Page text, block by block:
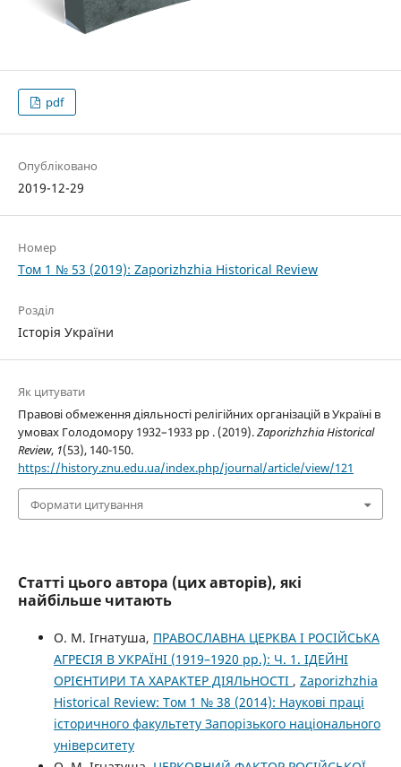
pdf
Опубліковано
2019-12-29
Номер
Том 1 № 53 (2019): Zaporizhzhia Historical Review
Розділ
Історія України
Як цитувати
Правові обмеження діяльності релігійних організацій в Україні в
умовах Голодомору 1932–1933 рр . (2019).Zaporizhzhia Historical
Review, 1(53), 140-150.
https://history.znu.edu.ua/index.php/journal/article/view/121
Формати цитування
Статті цього автора (цих авторів), які
найбільше читають
О. М. Ігнатуша, ПРАВОСЛАВНА ЦЕРКВА І РОСІЙСЬКА
АГРЕСІЯ В УКРАЇНІ (1919–1920 рр.): Ч. 1. ІДЕЙНІ
ОРІЄНТИРИ ТА ХАРАКТЕР ДІЯЛЬНОСТІ , Zaporizhzhia
Historical Review: Том 1 № 38 (2014): Наукові праці
історичного факультету Запорізького національного
університету